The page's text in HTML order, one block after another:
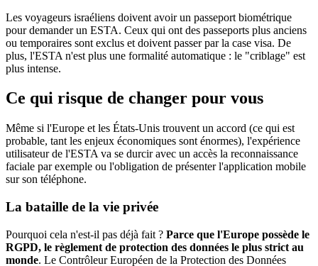
Les voyageurs israéliens doivent avoir un passeport biométrique
pour demander un ESTA. Ceux qui ont des passeports plus anciens
ou temporaires sont exclus et doivent passer par la case visa. De
plus, l'ESTA n'est plus une formalité automatique : le "criblage" est
plus intense.
Ce qui risque de changer pour vous
Même si l'Europe et les États-Unis trouvent un accord (ce qui est
probable, tant les enjeux économiques sont énormes), l'expérience
utilisateur de l'ESTA va se durcir avec un accès la reconnaissance
faciale par exemple ou l'obligation de présenter l'application mobile
sur son téléphone.
La bataille de la vie privée
Pourquoi cela n'est-il pas déjà fait ? Parce que l'Europe possède le
RGPD, le règlement de protection des données le plus strict au
monde. Le Contrôleur Européen de la Protection des Données